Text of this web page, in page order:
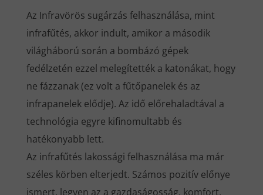
Az Infravörös sugárzás felhasználása, mint
infrafűtés, akkor indult, amikor a második
világháború során a bombázó gépek
fedélzetén ezzel melegítették a katonákat, hogy
ne fázzanak (ez volt a fűtőpanelek és az
infrapanelek elődje). Az idő előrehaladtával a
technológia egyre kifinomultabb és
hatékonyabb lett.
Az infrafűtés lakossági felhasználása ma már
széles körben elterjedt. Számos pozitív előnye
ismert, legyen az a gazdaságosság, komfort,